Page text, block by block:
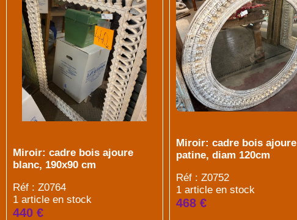
Miroir: cadre bois ajoure
blanc, 190x90 cm
Réf : Z0764
1 article en stock
440 €
Miroir: cadre bois ajoure
patine, diam 120cm
Réf : Z0752
1 article en stock
468 €